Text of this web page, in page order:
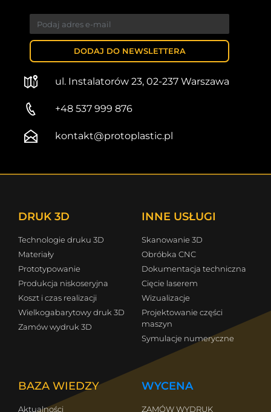
DODAJ DO NEWSLETTERA
ul. Instalatorów 23, 02-237 Warszawa
+48 537 999 876
kontakt@protoplastic.pl
DRUK 3D
Technologie druku 3D
Materiały
Prototypowanie
Produkcja niskoseryjna
Koszt i czas realizacji
Wielkogabarytowy druk 3D
Zamów wydruk 3D
INNE USŁUGI
Skanowanie 3D
Obróbka CNC
Dokumentacja techniczna
Cięcie laserem
Wizualizacje
Projektowanie części
maszyn
Symulacje numeryczne
BAZA WIEDZY
Aktualności
WYCENA
ZAMÓW WYDRUK